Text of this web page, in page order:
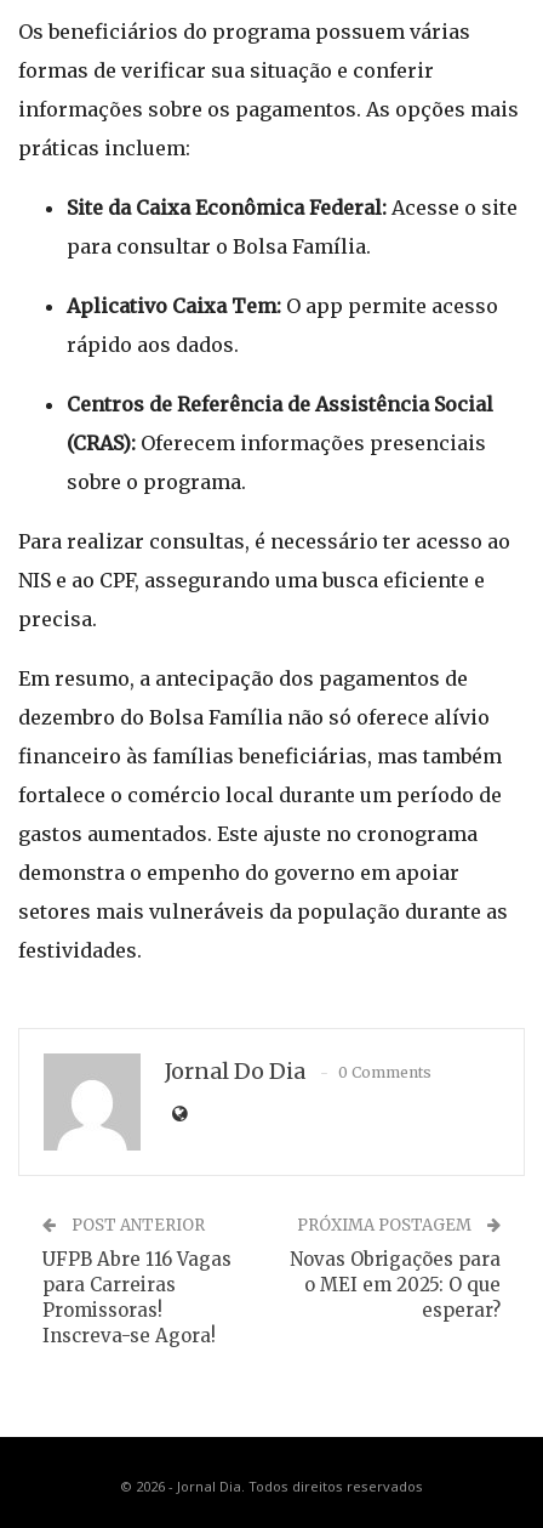
Os beneficiários do programa possuem várias
formas de verificar sua situação e conferir
informações sobre os pagamentos. As opções mais
práticas incluem:
Site da Caixa Econômica Federal: Acesse o site
para consultar o Bolsa Família.
Aplicativo Caixa Tem: O app permite acesso
rápido aos dados.
Centros de Referência de Assistência Social
(CRAS): Oferecem informações presenciais
sobre o programa.
Para realizar consultas, é necessário ter acesso ao
NIS e ao CPF, assegurando uma busca eficiente e
precisa.
Em resumo, a antecipação dos pagamentos de
dezembro do Bolsa Família não só oferece alívio
financeiro às famílias beneficiárias, mas também
fortalece o comércio local durante um período de
gastos aumentados. Este ajuste no cronograma
demonstra o empenho do governo em apoiar
setores mais vulneráveis da população durante as
festividades.
Jornal Do Dia 0 Comments
POST ANTERIOR
UFPB Abre 116 Vagas
para Carreiras
Promissoras!
Inscreva-se Agora!
PRÓXIMA POSTAGEM
Novas Obrigações para
o MEI em 2025: O que
esperar?
© 2026 - Jornal Dia. Todos direitos reservados